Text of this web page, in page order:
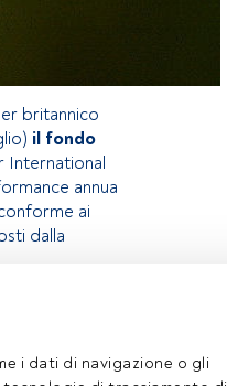
i dati di navigazione o gli
britannico
il fondo
International
annua
ai
dalla
a